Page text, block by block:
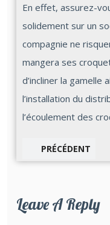
En effet, assurez-
solidement sur un
compagnie ne
mangera ses
d’incliner la gamelle
l’installation du
l’écoulement des
PRÉCÉDENT
Leave A Reply